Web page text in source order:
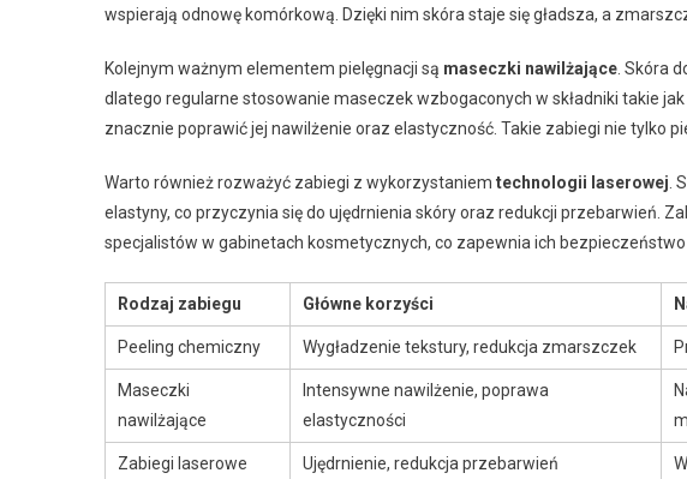
wspierają odnowę komórkową. Dzięki nim skóra staje się gładsza, a
Kolejnym ważnym elementem pielęgnacji są maseczki nawilżające . Skóra
dlatego regularne stosowanie maseczek wzbogaconych w składniki takie
znacznie poprawić jej nawilżenie oraz elastyczność. Takie zabiegi nie tylko
Warto również rozważyć zabiegi z wykorzystaniem technologii laserowej .
elastyny, co przyczynia się do ujędrnienia skóry oraz redukcji przebarwień.
specjalistów w gabinetach kosmetycznych, co zapewnia ich bezpieczeństwo
Rodzaj zabiegu Główne korzyści
Peeling chemiczny Wygładzenie tekstury, redukcja zmarszczek
Maseczki
nawilżające
Intensywne nawilżenie, poprawa
elastyczności
Zabiegi laserowe Ujędrnienie, redukcja przebarwień